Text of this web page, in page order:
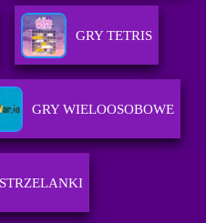
GRY TETRIS
GRY WIELOOSOBOWE